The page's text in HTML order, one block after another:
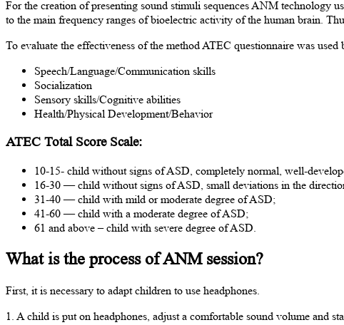
For the creation of presenting sound stimuli sequences ANM technology
to the main frequency ranges of bioelectric activity of the human brain.
To evaluate the effectiveness of the method ATEC questionnaire was
Speech/Language/Communication skills
Socialization
Sensory skills/Cognitive abilities
Health/Physical Development/Behavior
ATEC Total Score Scale:
10-15- child without signs of ASD, completely normal, well-
16-30 — child without signs of ASD, small deviations in the
31-40 — child with mild or moderate degree of ASD;
41-60 — child with a moderate degree of ASD;
61 and above – child with severe degree of ASD.
What is the process of ANM session?
First, it is necessary to adapt children to use headphones.
1. A child is put on headphones, adjust a comfortable sound volume and